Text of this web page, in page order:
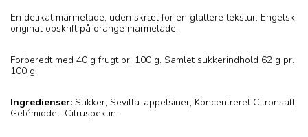
En delikat marmelade, uden skræl for en glattere tekstur. Engelsk
original opskrift på orange marmelade.
Forberedt med 40 g frugt pr. 100 g. Samlet sukkerindhold 62 g pr.
100 g.
Ingredienser: Sukker, Sevilla-appelsiner, Koncentreret Citronsaft,
Gelémiddel: Citruspektin.